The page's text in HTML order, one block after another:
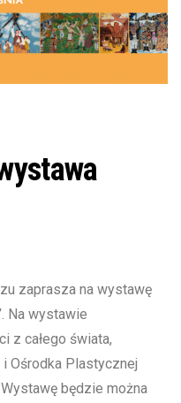
zaprasza na wystawę
. Na wystawie
z całego świata,
Ośrodka Plastycznej
będzie można